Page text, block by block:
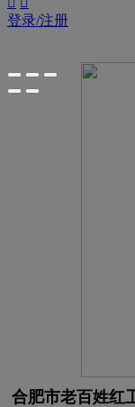
登录/注册
合肥市老百姓红